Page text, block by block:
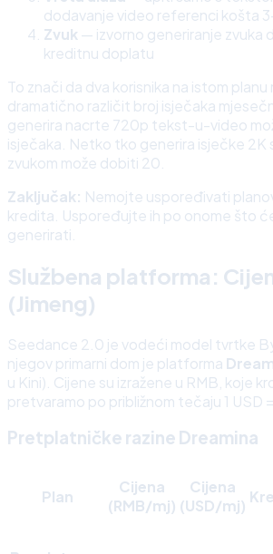
dodavanje video referenci košta
Zvuk — izvorno generiranje zvuka
kreditnu doplatu
To znači da dva korisnika na istom
dramatično različit broj isječaka
generira nacrte 720p tekst-u-video
isječaka. Netko tko generira isječke 2K
zvukom može dobiti 20.
Zaključak: Nemojte uspoređivati
kredita. Uspoređujte ih po onome što
generirati.
Službena platforma:
(Jimeng)
Seedance 2.0 je vodeći model tvrtke
njegov primarni dom je platforma
u Kini). Cijene su izražene u RMB, koje
pretvaramo po približnom tečaju 1 USD =
Pretplatničke razine Dreamina
Plan
Cijena
(RMB/mj)
Cijena
(USD/mj)